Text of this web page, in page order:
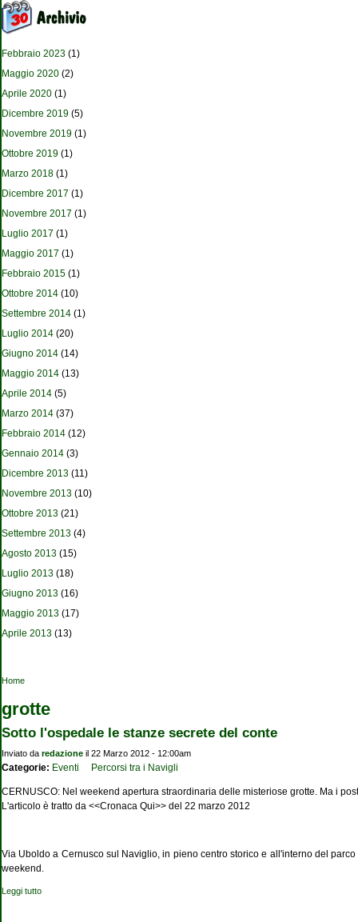
Febbraio 2023 (1)
Maggio 2020 (2)
Aprile 2020 (1)
Dicembre 2019 (5)
Novembre 2019 (1)
Ottobre 2019 (1)
Marzo 2018 (1)
Dicembre 2017 (1)
Novembre 2017 (1)
Luglio 2017 (1)
Maggio 2017 (1)
Febbraio 2015 (1)
Ottobre 2014 (10)
Settembre 2014 (1)
Luglio 2014 (20)
Giugno 2014 (14)
Maggio 2014 (13)
Aprile 2014 (5)
Marzo 2014 (37)
Febbraio 2014 (12)
Gennaio 2014 (3)
Dicembre 2013 (11)
Novembre 2013 (10)
Ottobre 2013 (21)
Settembre 2013 (4)
Agosto 2013 (15)
Luglio 2013 (18)
Giugno 2013 (16)
Maggio 2013 (17)
Aprile 2013 (13)
Tu sei qui
Home
grotte
Sotto l'ospedale le stanze secrete del conte
Inviato da redazione il 22 Marzo 2012 - 12:00am
Categorie: Eventi Percorsi tra i Navigli
CERNUSCO: Nel weekend apertura straordinaria delle misteriose grotte. Ma i
L'articolo è tratto da <<Cronaca Qui>> del 22 marzo 2012
Via Uboldo a Cernusco sul Naviglio, in pieno centro storico e all'interno del
weekend.
Leggi tutto